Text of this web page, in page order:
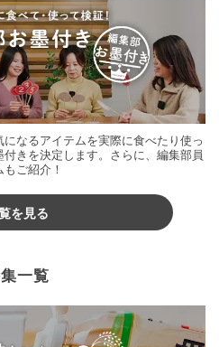
なるアイテムを実際に食べたり使っ
きを決定します。さらに、編集部員
ご紹介！
を見る
一覧